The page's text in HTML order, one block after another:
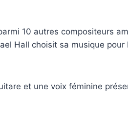
10 autres compositeurs
Hall choisit sa musique pour
et une voix féminine